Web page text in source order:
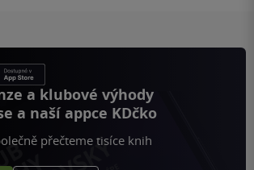
a klubové výhody
a naší appce KDčko
přečteme tisíce knih